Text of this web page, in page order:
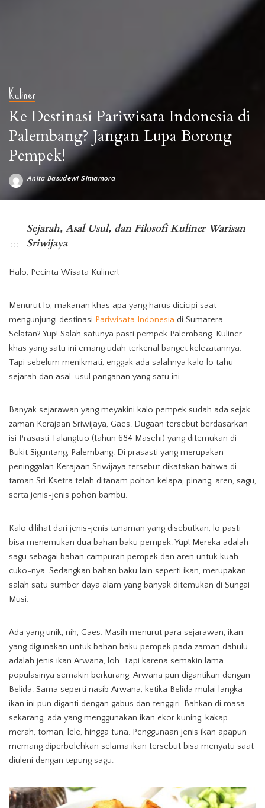
Kerajaan Sriwijaya (Foto : generasimaju)
Kuliner
Ke Destinasi Pariwisata Indonesia di
Palembang? Jangan Lupa Borong
Pempek!
Posted
Anita Basudewi Simamora
Sejarah, Asal Usul, dan Filosofi Kuliner Warisan
Sriwijaya
Halo, Pecinta Wisata Kuliner!
Menurut lo, makanan khas apa yang harus dicicipi saat
mengunjungi destinasi Pariwisata Indonesia di Sumatera
Selatan? Yup! Salah satunya pasti pempek Palembang. Kuliner
khas yang satu ini emang udah terkenal banget kelezatannya.
Tapi sebelum menikmati, enggak ada salahnya kalo lo tahu
sejarah dan asal-usul panganan yang satu ini.
Banyak sejarawan yang meyakini kalo pempek sudah ada sejak
zaman Kerajaan Sriwijaya, Gaes. Dugaan tersebut berdasarkan
isi Prasasti Talangtuo (tahun 684 Masehi) yang ditemukan di
Bukit Siguntang, Palembang. Di prasasti yang merupakan
peninggalan Kerajaan Sriwijaya tersebut dikatakan bahwa di
taman Sri Ksetra telah ditanam pohon kelapa, pinang, aren, sagu,
serta jenis-jenis pohon bambu.
Kalo dilihat dari jenis-jenis tanaman yang disebutkan, lo pasti
bisa menemukan dua bahan baku pempek. Yup! Mereka adalah
sagu sebagai bahan campuran pempek dan aren untuk kuah
cuko-nya. Sedangkan bahan baku lain seperti ikan, merupakan
salah satu sumber daya alam yang banyak ditemukan di Sungai
Musi.
Ada yang unik, nih, Gaes. Masih menurut para sejarawan, ikan
yang digunakan untuk bahan baku pempek pada zaman dahulu
adalah jenis ikan Arwana, loh. Tapi karena semakin lama
populasinya semakin berkurang, Arwana pun digantikan dengan
Belida. Sama seperti nasib Arwana, ketika Belida mulai langka
ikan ini pun diganti dengan gabus dan tenggiri. Bahkan di masa
sekarang, ada yang menggunakan ikan ekor kuning, kakap
merah, toman, lele, hingga tuna. Penggunaan jenis ikan apapun
memang diperbolehkan selama ikan tersebut bisa menyatu saat
diuleni dengan tepung sagu.